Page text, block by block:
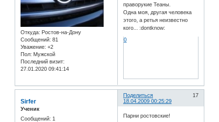
Откуда: Ростов-на-Дону
Сообщений: 81
Уважение: +2
Пол: Мужской
Последний визит:
27.01.2020 09:41:14
праворукие Теаны.
Одна моя, другая человека
этого, а ретья неизвестно
кого... :dontknow:
0
Поделиться
17
18.04.2009 00:25:29
Sirfer
Ученик
Сообщений: 1
Парни ростовские!